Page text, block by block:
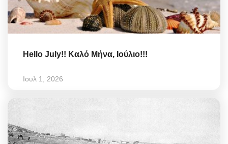
Hello July!! Καλό Μήνα, Ιούλιο!!!
Ιουλ 1, 2026